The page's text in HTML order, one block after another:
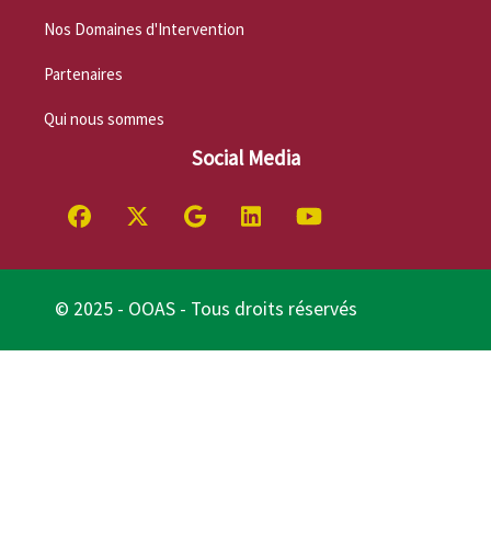
Nos Domaines d'Intervention
Partenaires
Qui nous sommes
Social Media
© 2025 - OOAS - Tous droits réservés